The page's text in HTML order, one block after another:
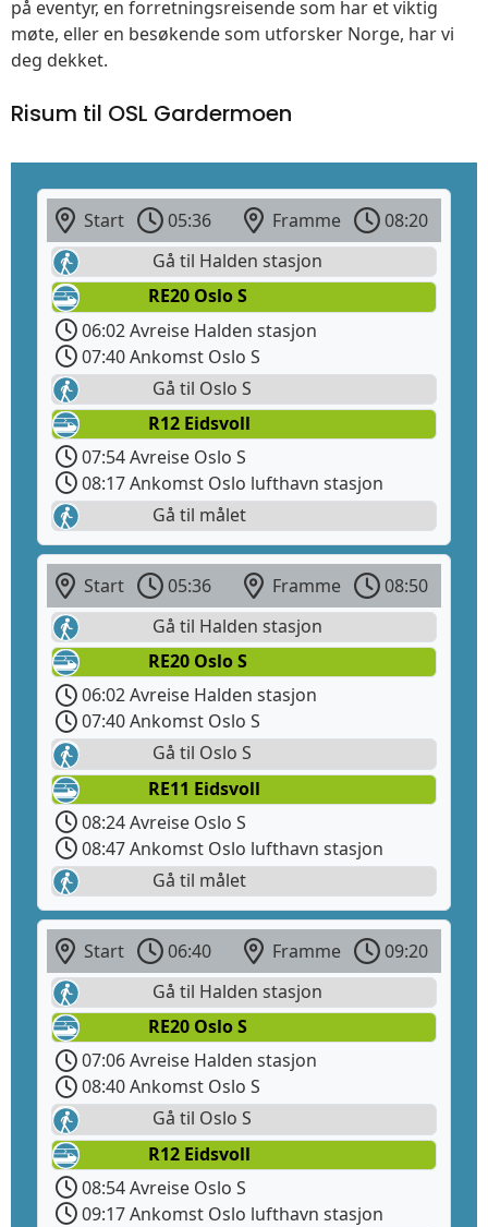
på eventyr, en forretningsreisende som har et viktig
møte, eller en besøkende som utforsker Norge, har vi
deg dekket.
Risum til OSL Gardermoen
Start 05:36 Framme
08:20
Gå til Halden stasjon
RE20 Oslo S
06:02 Avreise Halden stasjon
07:40 Ankomst Oslo S
Gå til Oslo S
R12 Eidsvoll
07:54 Avreise Oslo S
08:17 Ankomst Oslo lufthavn stasjon
Gå til målet
Start 05:36 Framme
08:50
Gå til Halden stasjon
RE20 Oslo S
06:02 Avreise Halden stasjon
07:40 Ankomst Oslo S
Gå til Oslo S
RE11 Eidsvoll
08:24 Avreise Oslo S
08:47 Ankomst Oslo lufthavn stasjon
Gå til målet
Start 06:40 Framme
09:20
Gå til Halden stasjon
RE20 Oslo S
07:06 Avreise Halden stasjon
08:40 Ankomst Oslo S
Gå til Oslo S
R12 Eidsvoll
08:54 Avreise Oslo S
09:17 Ankomst Oslo lufthavn stasjon